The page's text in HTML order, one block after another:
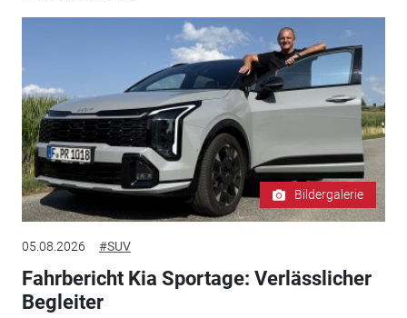
Bildergalerie
05.08.2026 #SUV
Fahrbericht Kia Sportage: Verlässlicher
Begleiter